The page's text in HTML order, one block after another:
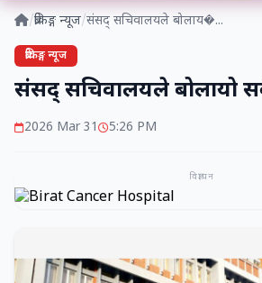
/ब्रेकिङ्ग न्यूज/संसद् सचिवालयले बोलाय�...
ब्रेकिङ्ग न्यूज
संसद् सचिवालयले बोलायो
2026 Mar 31 5:26 PM
विज्ञापन